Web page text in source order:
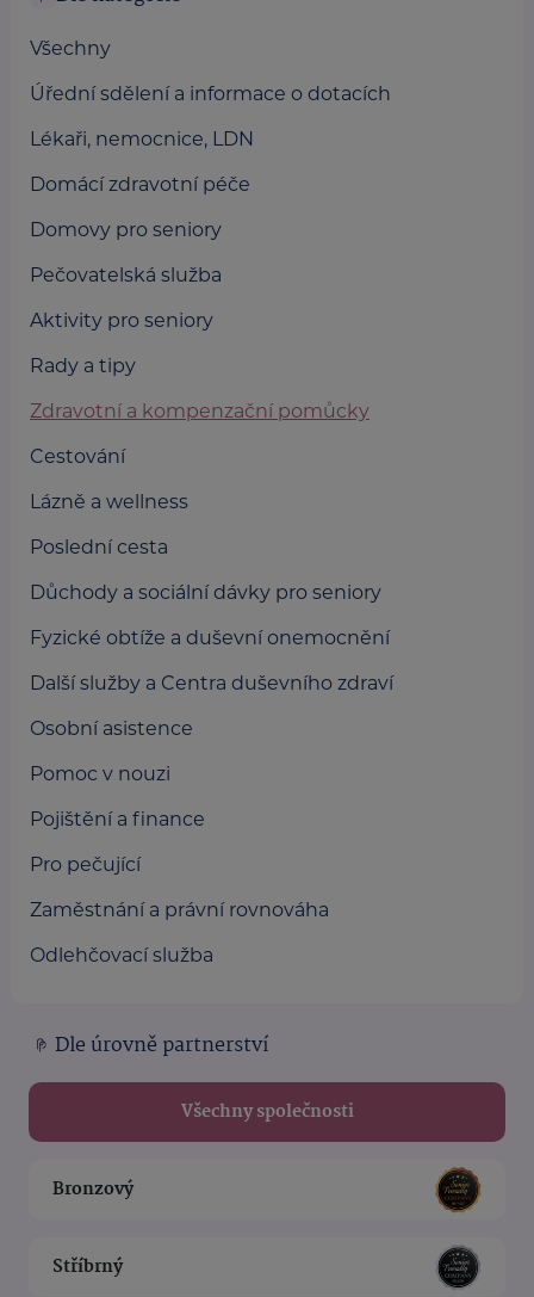
Všechny
Úřední sdělení a informace o dotacích
Lékaři, nemocnice, LDN
Domácí zdravotní péče
Domovy pro seniory
Pečovatelská služba
Aktivity pro seniory
Rady a tipy
Zdravotní a kompenzační pomůcky
Cestování
Lázně a wellness
Poslední cesta
Důchody a sociální dávky pro seniory
Fyzické obtíže a duševní onemocnění
Další služby a Centra duševního zdraví
Osobní asistence
Pomoc v nouzi
Pojištění a finance
Pro pečující
Zaměstnání a právní rovnováha
Odlehčovací služba
Dle úrovně partnerství
Všechny společnosti
Bronzový
Stříbrný